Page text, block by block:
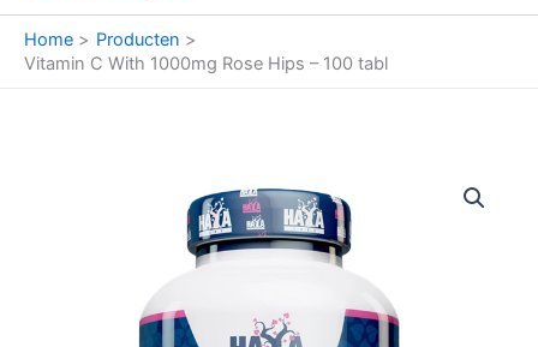
Home
Producten
Vitamin C With 1000mg Rose Hips – 100 tabl